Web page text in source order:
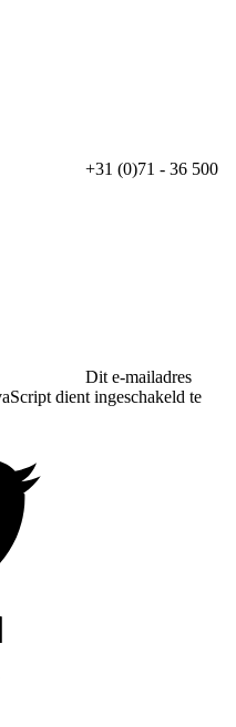
+31 (0)71 - 36 500
Dit e-mailadres
dient ingeschakeld te